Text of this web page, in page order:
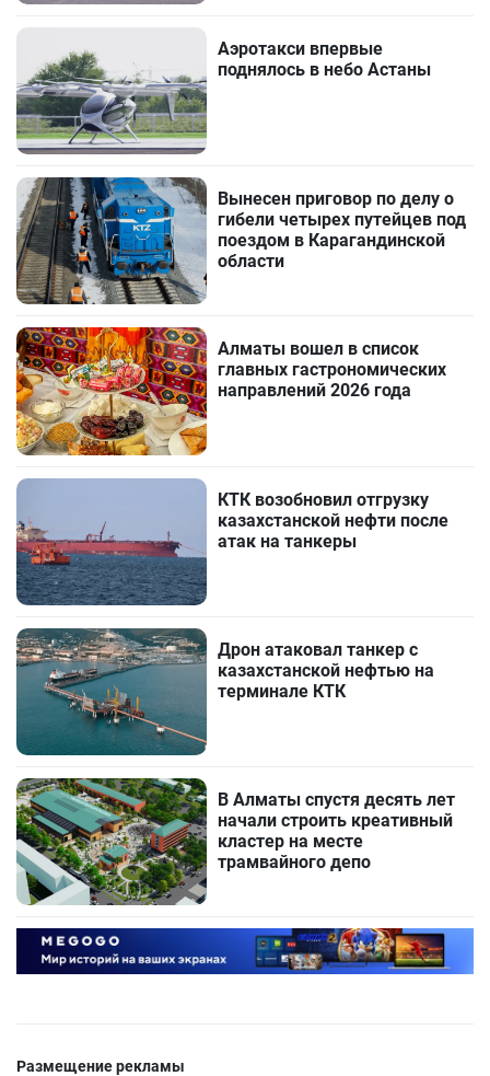
Аэротакси впервые
поднялось в небо Астаны
Вынесен приговор по делу о
гибели четырех путейцев под
поездом в Карагандинской
области
Алматы вошел в список
главных гастрономических
направлений 2026 года
КТК возобновил отгрузку
казахстанской нефти после
атак на танкеры
Дрон атаковал танкер с
казахстанской нефтью на
терминале КТК
В Алматы спустя десять лет
начали строить креативный
кластер на месте
трамвайного депо
Размещение рекламы